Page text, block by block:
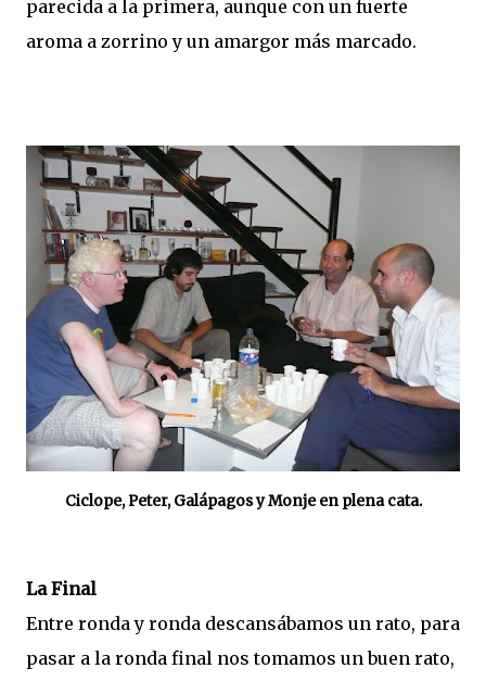
parecida a la primera, aunque con un fuerte
aroma a zorrino y un amargor más marcado.
Ciclope, Peter, Galápagos y Monje en plena cata.
La Final
Entre ronda y ronda descansábamos un rato, para
pasar a la ronda final nos tomamos un buen rato,